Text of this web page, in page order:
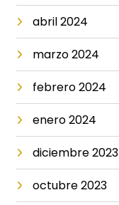
abril 2024
marzo 2024
febrero 2024
enero 2024
diciembre 2023
octubre 2023